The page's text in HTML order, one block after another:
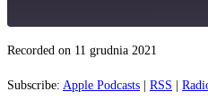
Recorded on 11 grudnia 2021
Subscribe: Apple Podcasts RSS